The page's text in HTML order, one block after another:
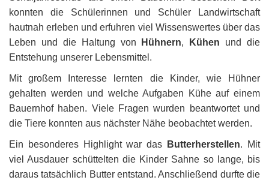
konnten die Schülerinnen und Schüler Landwirtschaft
hautnah erleben und erfuhren viel Wissenswertes über das
Leben und die Haltung von
Hühnern, Kühen und die
Entstehung unserer Lebensmittel.
Mit großem Interesse lernten die Kinder, wie Hühner
gehalten werden und welche Aufgaben Kühe auf einem
Bauernhof haben. Viele Fragen wurden beantwortet und
die Tiere konnten aus nächster Nähe beobachtet werden.
Ein besonderes Highlight war das Butterherstellen. Mit
viel Ausdauer schüttelten die Kinder Sahne so lange, bis
daraus tatsächlich Butter entstand. Anschließend durfte die